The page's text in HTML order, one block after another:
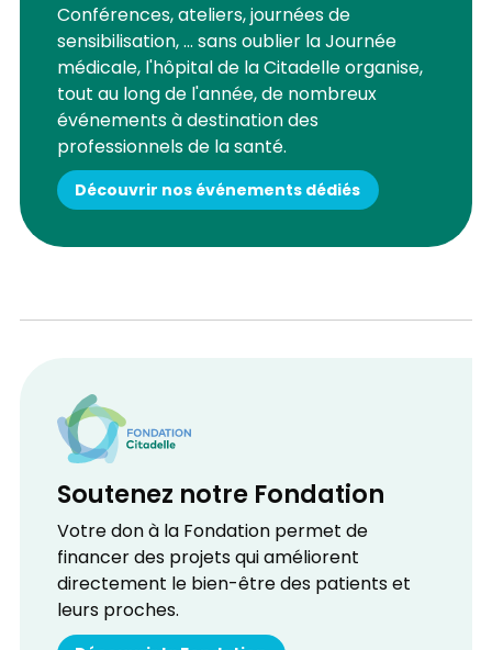
Conférences, ateliers, journées de
sensibilisation, ... sans oublier la Journée
médicale, l'hôpital de la Citadelle organise,
tout au long de l'année, de nombreux
événements à destination des
professionnels de la santé.
Découvrir nos événements dédiés
Soutenez notre Fondation
Votre don à la Fondation permet de
financer des projets qui améliorent
directement le bien-être des patients et
leurs proches.